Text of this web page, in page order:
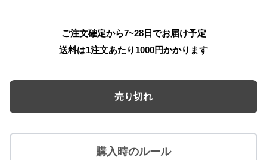
ご注文確定から7~28日でお届け予定
送料は1注文あたり 1000円かかります
売り切れ
購入時のルール